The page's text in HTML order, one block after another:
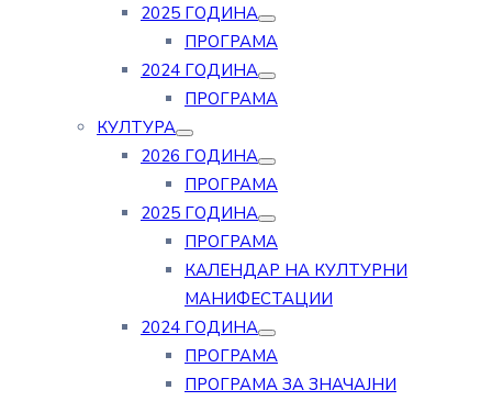
2025 ГОДИНА
ПРОГРАМА
2024 ГОДИНА
ПРОГРАМА
КУЛТУРА
2026 ГОДИНА
ПРОГРАМА
2025 ГОДИНА
ПРОГРАМА
КАЛЕНДАР НА КУЛТУРНИ
МАНИФЕСТАЦИИ
2024 ГОДИНА
ПРОГРАМА
ПРОГРАМА ЗА ЗНАЧАЈНИ